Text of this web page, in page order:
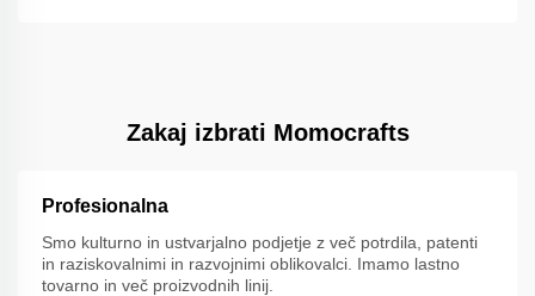
Zakaj izbrati Momocrafts
Profesionalna
Smo kulturno in ustvarjalno podjetje z več potrdila, patenti
in raziskovalnimi in razvojnimi oblikovalci. Imamo lastno
tovarno in več proizvodnih linij.